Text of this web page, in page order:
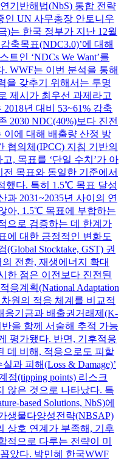
기반해법(NbS) 통합 전략
인 UN 사무총장 안토니우
)는 한국 정부가 지난 12월
축목표(NDC3.0)’에 대해
인 ‘NDCs We Want’를
WWF는 이번 분석을 통해
을 갖추기 위해서는 투명
제시가 최우선 과제라고
년 대비 53~61% 감축
2030 NDC(40%)보다 진전
이에 대해 배출량 산정 방
협의체(IPCC) 지침 기반의
, 목표를 ‘단일 수치’가 아
전 목표와 동일한 기준에서
했다. 특히 1.5℃ 목표 달성
과 2031~2035년 사이의 연
아, 1.5℃ 목표에 부합하는
으로 검증하는 데 한계가
에 대한 긍정적인 변화도
Stocktake, GST) 권
전환, 재생에너지 확대
한 점은 이전보다 진전된
응계획(National Adaptation
원의 적응 체계를 비교적
응기금과 배출권거래제(K-
을 함께 서술해 추적 가능
평가됐다. 반면, 기후적응
데 비해, 적응으로도 피할
과 피해(Loss & Damage)’
점(tipping points) 리스크
않은 것으로 나타났다. 특
based Solutions, NbS)에
생물다양성전략(NBSAP)
상호 연계가 부족해, 기후
적으로 다루는 전략이 미
았다. 박민혜 한국WWF